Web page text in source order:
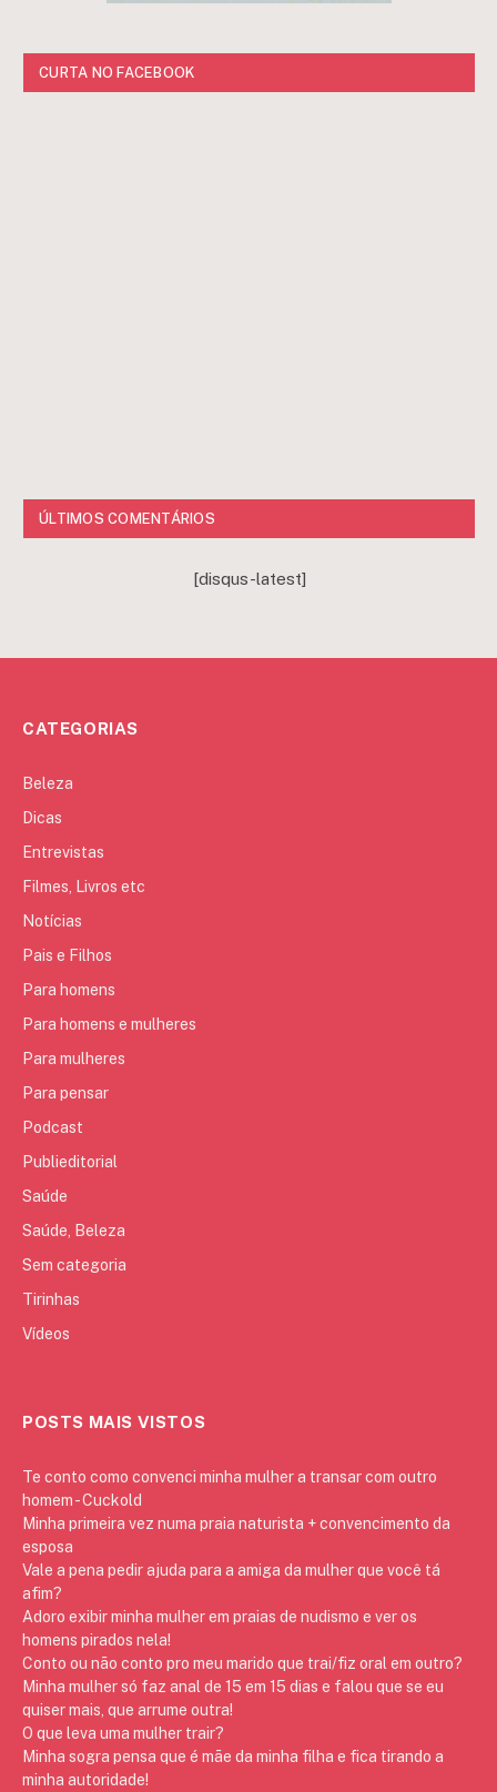
CURTA NO FACEBOOK
ÚLTIMOS COMENTÁRIOS
[disqus-latest]
CATEGORIAS
Beleza
Dicas
Entrevistas
Filmes, Livros etc
Notícias
Pais e Filhos
Para homens
Para homens e mulheres
Para mulheres
Para pensar
Podcast
Publieditorial
Saúde
Saúde, Beleza
Sem categoria
Tirinhas
Vídeos
POSTS MAIS VISTOS
Te conto como convenci minha mulher a transar com outro
homem - Cuckold
Minha primeira vez numa praia naturista + convencimento da
esposa
Vale a pena pedir ajuda para a amiga da mulher que você tá
afim?
Adoro exibir minha mulher em praias de nudismo e ver os
homens pirados nela!
Conto ou não conto pro meu marido que trai/fiz oral em outro?
Minha mulher só faz anal de 15 em 15 dias e falou que se eu
quiser mais, que arrume outra!
O que leva uma mulher trair?
Minha sogra pensa que é mãe da minha filha e fica tirando a
minha autoridade!